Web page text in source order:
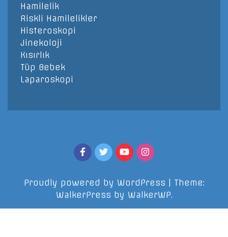
Hamilelik
Riskli Hamilelikler
Histeroskopi
Jinekoloji
Kısırlık
Tüp Bebek
Laparoskopi
Proudly powered by WordPress | Theme:
WalkerPress by WalkerWP.